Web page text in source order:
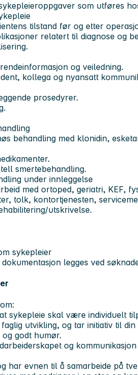
som utføres
tilstand før og etter
relatert til diagnose og
og veiledning.
kollega og nyansatt
prosedyrer.
behandling med klonidin,
smertebehandling.
under innleggelse
med ortoped, geriatri, KEF,
tolk, kontortjenesten,
utskrivelse.
sykepleier
legges ved
sykepleie skal være individuelt
utvikling, og tar initiativ til
godt humør.
og
har evnen til å samarbeide på